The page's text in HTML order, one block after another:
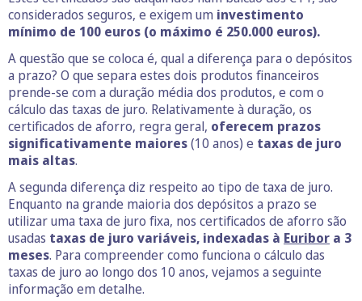
considerados seguros, e exigem um investimento
mínimo de 100 euros (o máximo é 250.000 euros).
A questão que se coloca é, qual a diferença para o depósitos
a prazo? O que separa estes dois produtos financeiros
prende-se com a duração média dos produtos, e com o
cálculo das taxas de juro. Relativamente à duração, os
certificados de aforro, regra geral, oferecem prazos
significativamente maiores(10 anos) e taxas de juro
mais altas.
A segunda diferença diz respeito ao tipo de taxa de juro.
Enquanto na grande maioria dos depósitos a prazo se
utilizar uma taxa de juro fixa, nos certificados de aforro são
usadas taxas de juro variáveis, indexadas à Euribor a 3
meses. Para compreender como funciona o cálculo das
taxas de juro ao longo dos 10 anos, vejamos a seguinte
informação em detalhe.